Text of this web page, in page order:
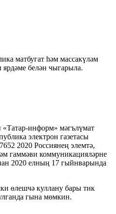
матбугат һәм массакүләм
белән чыгарыла.
информ» мәгълүмат
электрон газетасы
2020 Россиянең элемтә,
гаммәви коммуникацияләрне
2020 елның 17 гыйнварында
өлешчә куллану бары тик
гына мөмкин.